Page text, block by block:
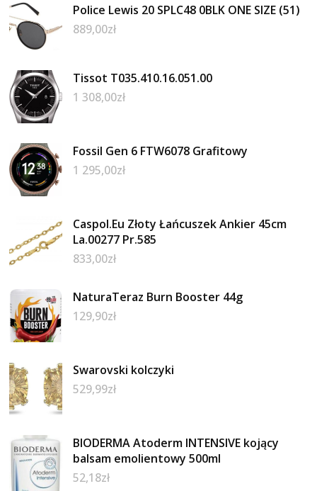
Police Lewis 20 SPLC48 0BLK ONE SIZE (51)
889,00zł
Tissot T035.410.16.051.00
1 308,00zł
Fossil Gen 6 FTW6078 Grafitowy
1 295,00zł
Caspol.Eu Złoty Łańcuszek Ankier 45cm
La.00277 Pr.585
833,00zł
NaturaTeraz Burn Booster 44g
129,90zł
Swarovski kolczyki
529,99zł
BIODERMA Atoderm INTENSIVE kojący
balsam emolientowy 500ml
52,18zł